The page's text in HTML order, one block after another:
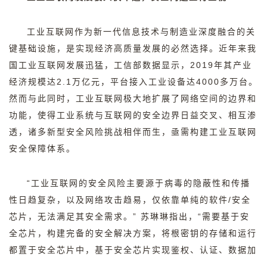
工业互联网作为新一代信息技术与制造业深度融合的关
键基础设施，是实现经济高质量发展的必然选择。近年来我
国工业互联网发展迅猛，工信部数据显示， 2019年其产业
经济规模达2.1 万亿元，平台接入工业设备达4000多万台。
然而与此同时，工业互联网极大地扩展了网络空间的边界和
功能，使得工业系统与互联网的安全边界日益交叉、相互渗
透，诸多新型安全风险挑战相伴而生，亟需构建工业互联网
安全保障体系。
“工业互联网的安全风险主要源于病毒的隐蔽性和传播
性日趋复杂，以及网络攻击趋易，仅依靠单纯的软件/安全
芯片，无法满足其安全需求。 ” 苏琳琳指出， “需要基于安
全芯片，构建完备的安全解决方案，将根密钥的存储和运行
都置于安全芯片中，基于安全芯片实现鉴权、认证、数据加